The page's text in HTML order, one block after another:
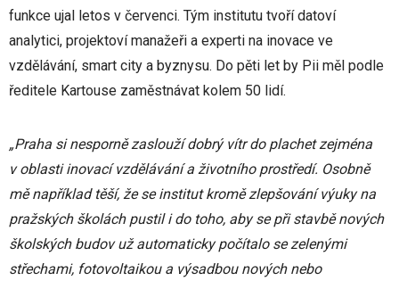
funkce ujal letos v červenci. Tým institutu tvoří datoví
analytici, projektoví manažeři a experti na inovace ve
vzdělávání, smart city a byznysu. Do pěti let by Pii měl podle
ředitele Kartouse zaměstnávat kolem 50 lidí.
„Praha si nesporně zaslouží dobrý vítr do plachet zejména
v oblasti inovací vzdělávání a životního prostředí. Osobně
mě například těší, že se institut kromě zlepšování výuky na
pražských školách pustil i do toho, aby se při stavbě nových
školských budov už automaticky počítalo se zelenými
střechami, fotovoltaikou a výsadbou nových nebo